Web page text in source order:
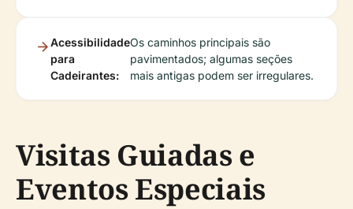
Acessibilidade
para
Cadeirantes:
Os caminhos principais são
pavimentados; algumas seções
mais antigas podem ser irregulares.
Visitas Guiadas e
Eventos Especiais